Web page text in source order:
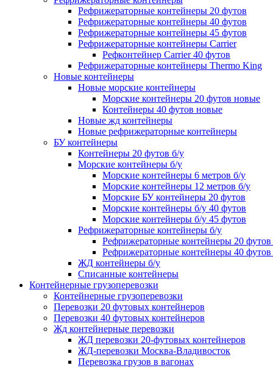
Рефрижераторные контейнеры 20 футов
Рефрижераторные контейнеры 40 футов
Рефрижераторные контейнеры 45 футов
Рефрижераторные контейнеры Carrier
Рефконтейнер Carrier 40 футов
Рефрижераторные контейнеры Thermo King
Новые контейнеры
Новые морские контейнеры
Морские контейнеры 20 футов новые
Контейнеры 40 футов новые
Новые жд контейнеры
Новые рефрижераторные контейнеры
БУ контейнеры
Контейнеры 20 футов б/у
Морские контейнеры б/у
Морские контейнеры 6 метров б/у
Морские контейнеры 12 метров б/у
Морские БУ контейнеры 20 футов
Морские контейнеры б/у 40 футов
Морские контейнеры б/у 45 футов
Рефрижераторные контейнеры б/у
Рефрижераторные контейнеры 20 футов
Рефрижераторные контейнеры 40 футов
ЖД контейнеры б/у
Списанные контейнеры
Контейнерные грузоперевозки
Контейнерные грузоперевозки
Перевозки 20 футовых контейнеров
Перевозки 40 футовых контейнеров
Жд контейнерные перевозки
ЖД перевозки 20-футовых контейнеров
ЖД-перевозки Москва-Владивосток
Перевозка грузов в вагонах